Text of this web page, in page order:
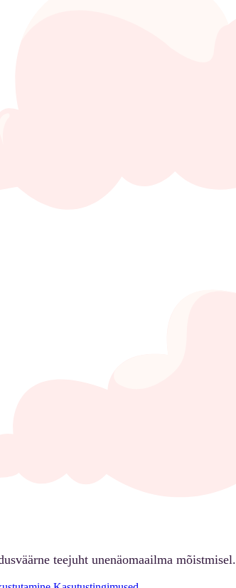
teejuht unenäomaailma mõistmisel.